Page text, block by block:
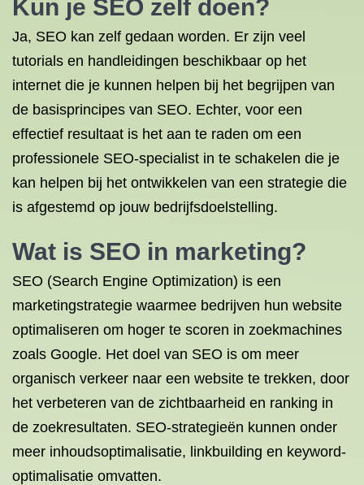
Kun je SEO zelf doen?
Ja, SEO kan zelf gedaan worden. Er zijn veel
tutorials en handleidingen beschikbaar op het
internet die je kunnen helpen bij het begrijpen van
de basisprincipes van SEO. Echter, voor een
effectief resultaat is het aan te raden om een
professionele SEO-specialist in te schakelen die je
kan helpen bij het ontwikkelen van een strategie die
is afgestemd op jouw bedrijfsdoelstelling.
Wat is SEO in marketing?
SEO (Search Engine Optimization) is een
marketingstrategie waarmee bedrijven hun website
optimaliseren om hoger te scoren in zoekmachines
zoals Google. Het doel van SEO is om meer
organisch verkeer naar een website te trekken, door
het verbeteren van de zichtbaarheid en ranking in
de zoekresultaten. SEO-strategieën kunnen onder
meer inhoudsoptimalisatie, linkbuilding en keyword-
optimalisatie omvatten.